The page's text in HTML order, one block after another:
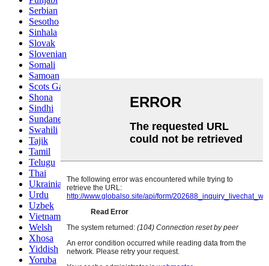
Serbian
Sesotho
Sinhala
Slovak
Slovenian
Somali
Samoan
Scots Gaelic
Shona
Sindhi
Sundanese
Swahili
Tajik
Tamil
Telugu
Thai
Ukrainian
Urdu
Uzbek
Vietnamese
Welsh
Xhosa
Yiddish
Yoruba